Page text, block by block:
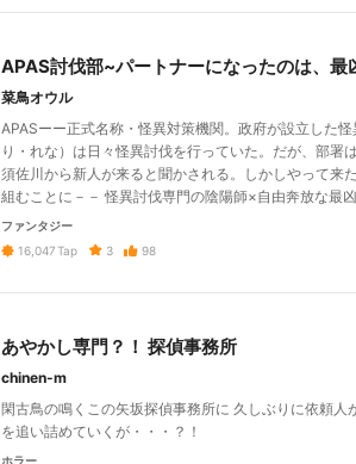
APAS討伐部~パートナーになったのは、最
菜鳥オウル
APASーー正式名称・怪異対策機関。政府が設立した
り・れな）は日々怪異討伐を行っていた。だが、部
須佐川から新人が来ると聞かされる。しかしやって来
組むことに－－ 怪異討伐専門の陰陽師×自由奔放な最
ファンタジー
16,047Tap 3 98
あやかし専門？！ 探偵事務所
chinen-m
閑古鳥の鳴くこの矢坂探偵事務所に 久しぶりに依頼
を追い詰めていくが・・・？！
ホラー